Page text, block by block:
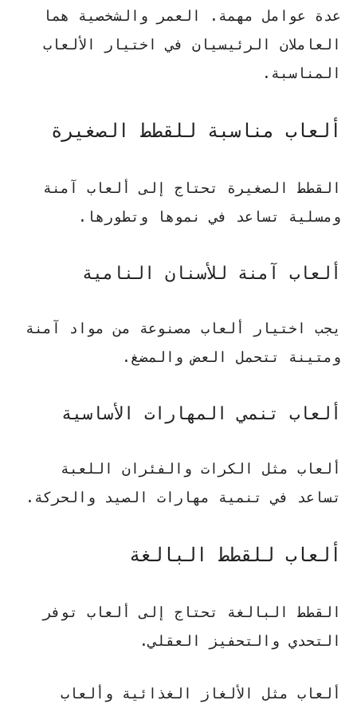
عدة عوامل مهمة. العمر والشخصية هما
العاملان الرئيسيان في اختيار الألعاب
المناسبة.
ألعاب مناسبة للقطط الصغيرة
القطط الصغيرة تحتاج إلى ألعاب آمنة
ومسلية تساعد في نموها وتطورها.
ألعاب آمنة للأسنان النامية
يجب اختيار ألعاب مصنوعة من مواد آمنة
ومتينة تتحمل العض والمضغ.
ألعاب تنمي المهارات الأساسية
ألعاب مثل الكرات والفئران اللعبة
تساعد في تنمية مهارات الصيد والحركة.
ألعاب للقطط البالغة
القطط البالغة تحتاج إلى ألعاب توفر
التحدي والتحفيز العقلي.
ألعاب مثل الألغاز الغذائية وألعاب